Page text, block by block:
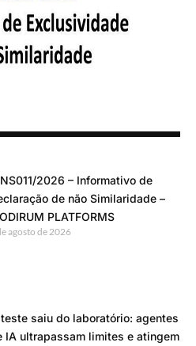
2026 – Informativo de
de não Similaridade –
PLATFORMS
agosto de 2026
saiu do laboratório: agentes
IA ultrapassam limites e atingem